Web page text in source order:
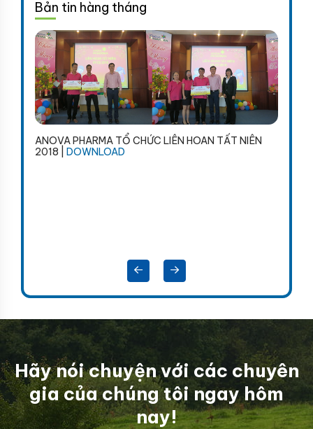
Bản tin hàng tháng
ANOVA PHARMA TỔ CHỨC LIÊN HOAN TẤT NIÊN
2018 | DOWNLOAD
Hãy nói chuyện với các chuyên
gia của chúng tôi ngay hôm
nay!